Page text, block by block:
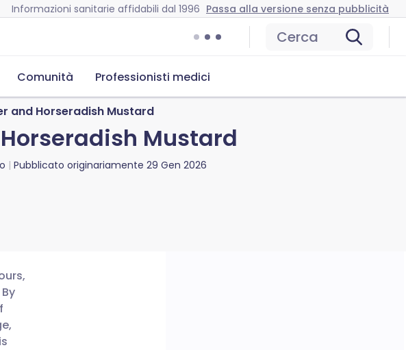
Informazioni sanitarie affidabili dal 1996 Passa alla versione senza pubblicità
Cerca
Comunità Professionisti medici
and Horseradish Mustard
Mustard
Pubblicato originariamente 29 Gen 2026